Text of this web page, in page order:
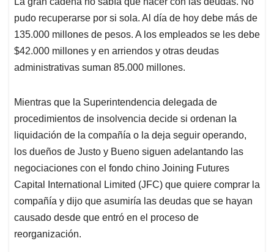
s
A
p
p
b
o
o
k
e
d
I
n
l
a
d
s
pudo recuperarse por si sola. Al día de hoy debe más de
135.000 millones de pesos. A los empleados se les debe
$42.000 millones y en arriendos y otras deudas
administrativas suman 85.000 millones.
Mientras que la Superintendencia delegada de
procedimientos de insolvencia decide si ordenan la
liquidación de la compañía o la deja seguir operando,
los dueños de Justo y Bueno siguen adelantando las
negociaciones con el fondo chino Joining Futures
Capital International Limited (JFC) que quiere comprar la
compañía y dijo que asumiría las deudas que se hayan
causado desde que entró en el proceso de
reorganización.